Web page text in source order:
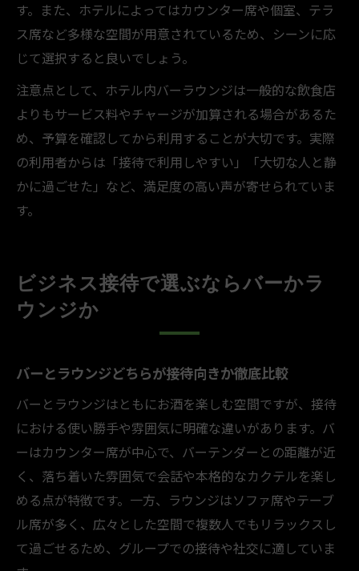
す。また、ホテルによってはカウンター席や個室、テラ
ス席など多様な空間が用意されているため、シーンに応
じて選択すると良いでしょう。
注意点として、ホテル内バーラウンジは一般的な飲食店
よりもサービス料やチャージが加算される場合があるた
め、予算を確認してから利用することが大切です。実際
の利用者からは「接待で利用しやすい」「大切な人と静
かに過ごせた」など、満足度の高い声が寄せられていま
す。
ビジネス接待で選ぶならバーかラ
ウンジか
バーとラウンジどちらが接待向きか徹底比較
バーとラウンジはともにお酒を楽しむ空間ですが、接待
における使い勝手や雰囲気に明確な違いがあります。バ
ーはカウンター席が中心で、バーテンダーとの距離が近
く、落ち着いた雰囲気で会話や本格的なカクテルを楽し
める点が特徴です。一方、ラウンジはソファ席やテーブ
ル席が多く、広々とした空間で複数人でもリラックスし
て過ごせるため、グループでの接待や社交に適していま